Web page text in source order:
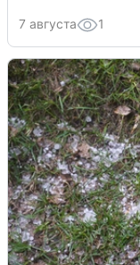
7 августа 1